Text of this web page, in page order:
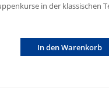
in der klassischen
In den Warenkorb